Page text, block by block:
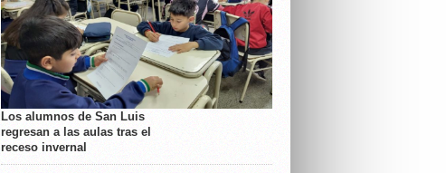
Los alumnos de San Luis
regresan a las aulas tras el
receso invernal